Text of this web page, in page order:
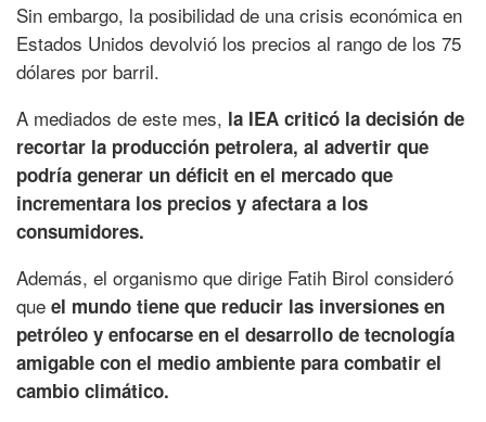
Sin embargo, la posibilidad de una crisis económica en
Estados Unidos devolvió los precios al rango de los 75
dólares por barril.
A mediados de este mes, la IEA criticó la decisión de
recortar la producción petrolera, al advertir que
podría generar un déficit en el mercado que
incrementara los precios y afectara a los
consumidores.
Además, el organismo que dirige Fatih Birol consideró
que el mundo tiene que reducir las inversiones en
petróleo y enfocarse en el desarrollo de tecnología
amigable con el medio ambiente para combatir el
cambio climático.